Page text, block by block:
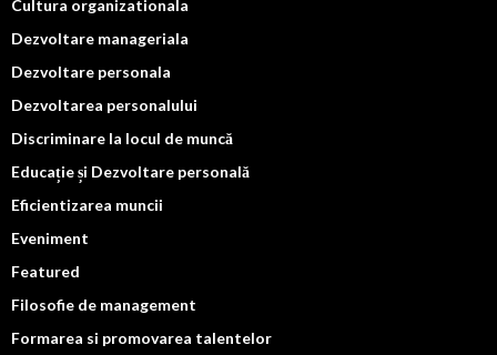
Cultura organizationala
Dezvoltare manageriala
Dezvoltare personala
Dezvoltarea personalului
Discriminare la locul de muncă
Educație și Dezvoltare personală
Eficientizarea muncii
Eveniment
Featured
Filosofie de management
Formarea si promovarea talentelor